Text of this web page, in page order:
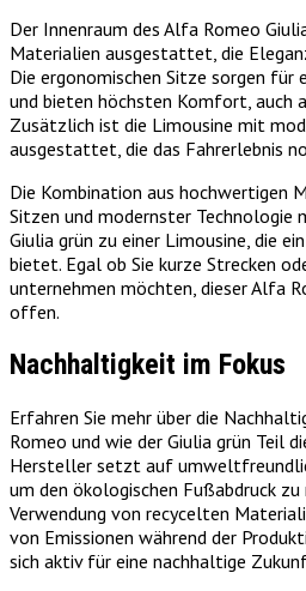
Der Innenraum des Alfa Romeo
Materialien ausgestattet, die
Die ergonomischen Sitze sorgen
und bieten höchsten Komfort, auch
Zusätzlich ist die Limousine mit
ausgestattet, die das Fahrerlebnis
Die Kombination aus hochwertigen
Sitzen und modernster Technologie
Giulia grün zu einer Limousine, die
bietet. Egal ob Sie kurze Strecken
unternehmen möchten, dieser Alfa
offen.
Nachhaltigkeit im Fokus
Erfahren Sie mehr über die
Romeo und wie der Giulia grün Teil
Hersteller setzt auf
um den ökologischen Fußabdruck zu
Verwendung von recycelten
von Emissionen während der
sich aktiv für eine nachhaltige